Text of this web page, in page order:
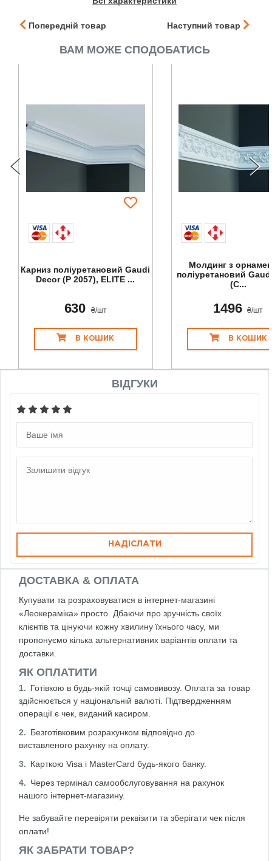
Попередній товар Наступний товар
ВАМ МОЖЕ СПОДОБАТИСЬ
Карниз поліуретановий Gaudi
Decor (P 2057), ELITE ...
630 ₴/шт
В КОШИК
Молдинг з
поліуретановий
(C...
1496 ₴/шт
В КОШИК
ВІДГУКИ
НАДІСЛАТИ
ДОСТАВКА & ОПЛАТА
Купувати та розраховуватися в інтернет-магазині
«Леокераміка» просто. Дбаючи про зручність своїх
клієнтів та цінуючи кожну хвилину їхнього часу, ми
пропонуємо кілька альтернативних варіантів оплати та
доставки.
ЯК ОПЛАТИТИ
Готівкою в будь-якій точці самовивозу. Оплата за товар
здійснюється у національній валюті. Підтвердженням
операції є чек, виданий касиром.
Безготівковим розрахунком відповідно до
виставленого рахунку на оплату.
Карткою Visa і MasterCard будь-якого банку.
Через термінал самообслуговування на рахунок
нашого інтернет-магазину.
Не забувайте перевіряти реквізити та зберігати чек після
оплати!
ЯК ЗАБРАТИ ТОВАР?